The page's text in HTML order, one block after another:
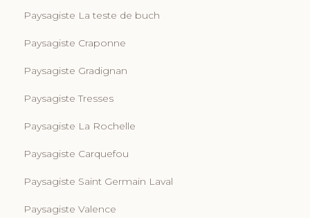
Paysagiste La teste de buch
Paysagiste Craponne
Paysagiste Gradignan
Paysagiste Tresses
Paysagiste La Rochelle
Paysagiste Carquefou
Paysagiste Saint Germain Laval
Paysagiste Valence